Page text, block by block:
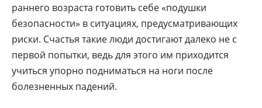
раннего возраста готовить себе «подушки
безопасности» в ситуациях, предусматривающих
риски. Счастья такие люди достигают далеко не с
первой попытки, ведь для этого им приходится
учиться упорно подниматься на ноги после
болезненных падений.